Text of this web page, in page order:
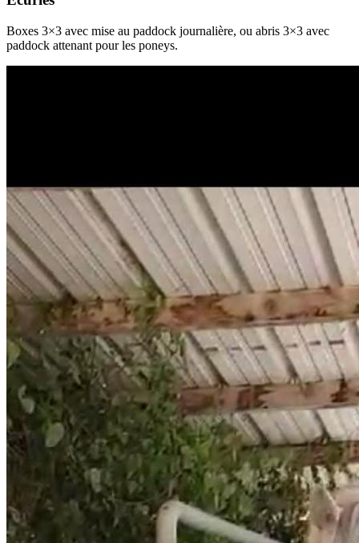
Boxes 3×3 avec mise au paddock journalière, ou abris 3×3 avec
paddock attenant pour les poneys.